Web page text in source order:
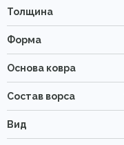
Толщина
Форма
Основа ковра
Состав ворса
Вид